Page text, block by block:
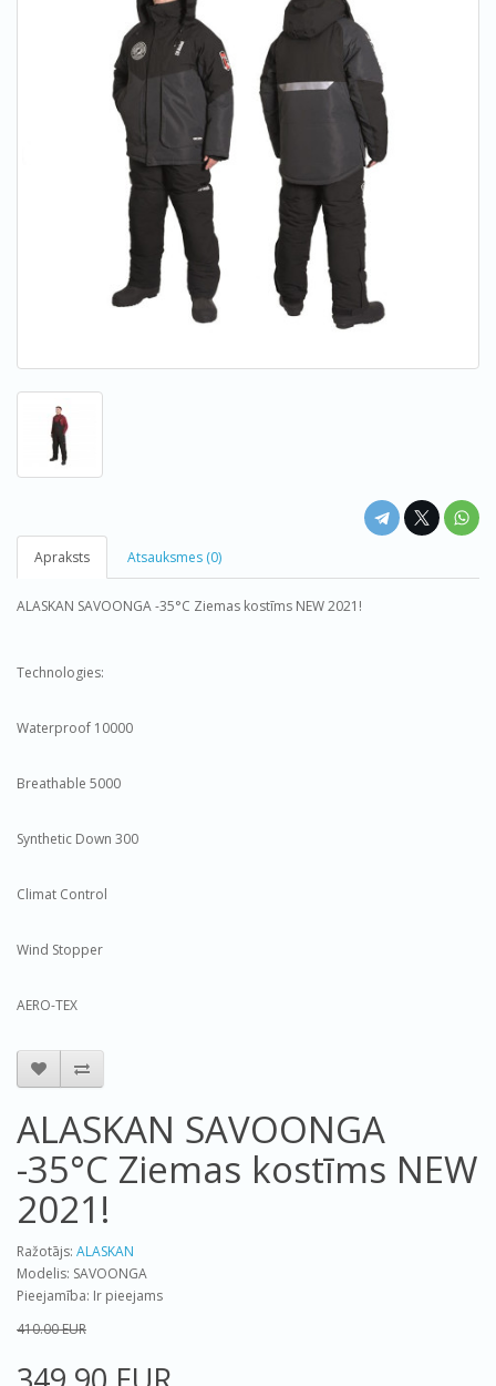
Apraksts Atsauksmes (0)
ALASKAN SAVOONGA -35°C Ziemas kostīms NEW 2021!
Technologies:
Waterproof 10000
Breathable 5000
Synthetic Down 300
Climat Control
Wind Stopper
AERO-TEX
ALASKAN SAVOONGA
-35°C Ziemas kostīms NEW
2021!
Ražotājs: ALASKAN
Modelis: SAVOONGA
Pieejamība: Ir pieejams
410.00 EUR